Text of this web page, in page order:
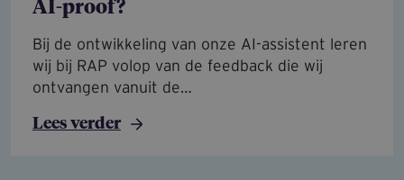
AI-proof?
Bij de ontwikkeling van onze AI-assistent leren
wij bij RAP volop van de feedback die wij
ontvangen vanuit de…
Lees verder